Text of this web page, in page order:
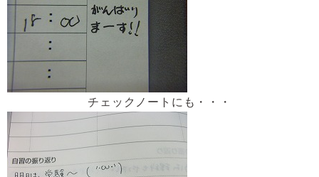
チェックノートにも・・・